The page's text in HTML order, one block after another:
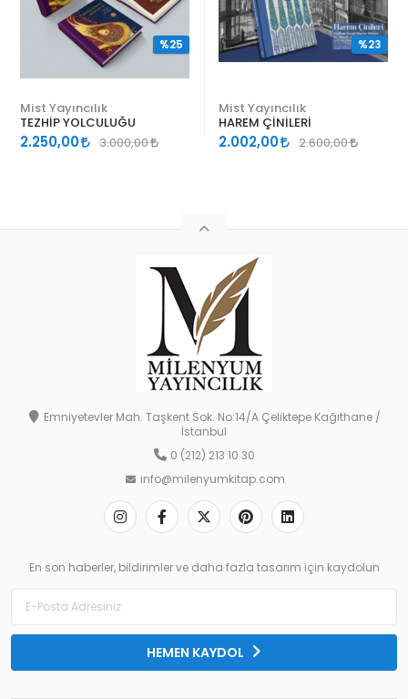
Mist Yayıncılık
TEZHİP YOLCULUĞU
2.250,00 3.000,00
%25
Mist Yayıncılık
HAREM ÇİNİLERİ
2.002,00 2.600,00
%23
Emniyetevler Mah. Taşkent Sok. No:14/A Çeliktepe Kağıthane /
İstanbul
0 (212) 213 10 30
info@milenyumkitap.com
En son haberler, bildirimler ve daha fazla tasarım için kaydolun
HEMEN KAYDOL